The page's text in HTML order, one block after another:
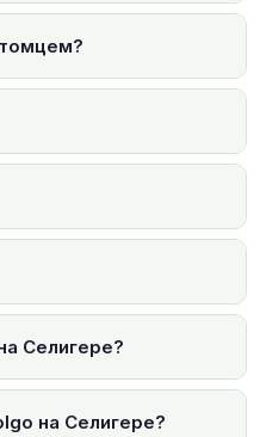
Селигере?
на Селигере?